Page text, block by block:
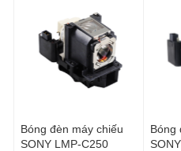
Bóng đèn máy chiếu
SONY LMP-C250
Bóng